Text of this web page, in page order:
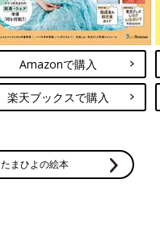
Amazonで購入
楽天ブックスで購入
たまひよの絵本